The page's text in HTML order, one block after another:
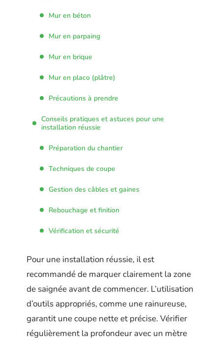
Mur en béton
Mur en parpaing
Mur en brique
Mur en placo (plâtre)
Précautions à prendre
Conseils pratiques et astuces pour une
installation réussie
Préparation du chantier
Techniques de coupe
Gestion des câbles et gaines
Rebouchage et finition
Vérification et sécurité
Pour une installation réussie, il est
recommandé de marquer clairement la zone
de saignée avant de commencer. L’utilisation
d’outils appropriés, comme une rainureuse,
garantit une coupe nette et précise. Vérifier
régulièrement la profondeur avec un mètre